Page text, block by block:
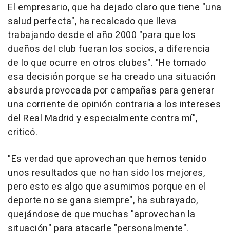
El empresario, que ha dejado claro que tiene "una
salud perfecta", ha recalcado que lleva
trabajando desde el año 2000 "para que los
dueños del club fueran los socios, a diferencia
de lo que ocurre en otros clubes". "He tomado
esa decisión porque se ha creado una situación
absurda provocada por campañas para generar
una corriente de opinión contraria a los intereses
del Real Madrid y especialmente contra mí",
criticó.
"Es verdad que aprovechan que hemos tenido
unos resultados que no han sido los mejores,
pero esto es algo que asumimos porque en el
deporte no se gana siempre", ha subrayado,
quejándose de que muchas "aprovechan la
situación" para atacarle "personalmente".